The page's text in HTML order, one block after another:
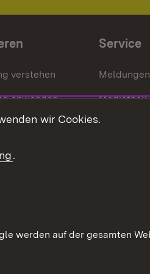
verstehen
anwenden
stärken
Service
Meldungen
Mediathek
wir Cookies.
.
werden auf der gesamten